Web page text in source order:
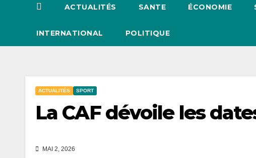
ACTUALITÉS SANTE ÉCONOMIE
INTERNATIONAL POLITIQUE
ACTUALITÉS SPORT
La CAF dévoile les
MAI 2, 2026